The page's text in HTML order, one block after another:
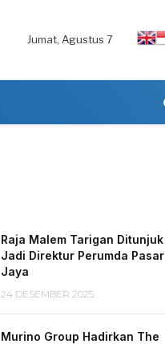
Jumat, Agustus 7
Raja Malem Tarigan Ditunjuk
Jadi Direktur Perumda Pasar
Jaya
24 DESEMBER 2025
Murino Group Hadirkan The